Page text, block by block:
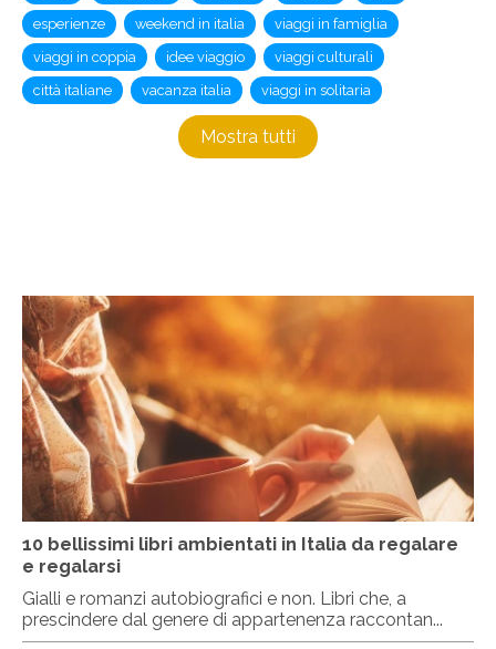
esperienze
weekend in italia
viaggi in famiglia
viaggi in coppia
idee viaggio
viaggi culturali
città italiane
vacanza italia viaggi in solitaria
Mostra tutti
10 bellissimi libri ambientati in Italia da regalare
e regalarsi
Gialli e romanzi autobiografici e non. Libri che, a
prescindere dal genere di appartenenza raccontan...